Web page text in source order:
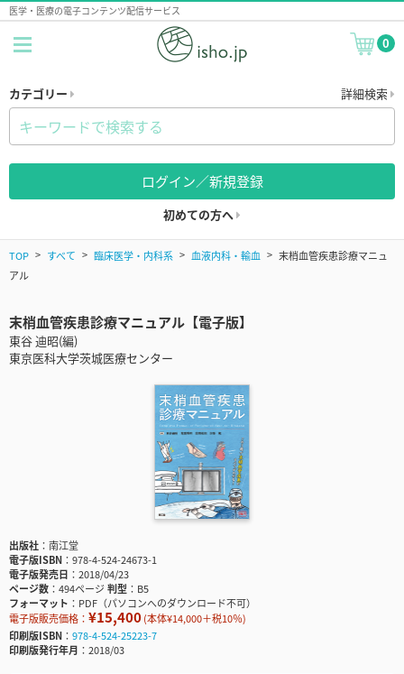
医学・医療の電子コンテンツ配信サービス
0
カテゴリー 詳細検索
ログイン／新規登録
初めての方へ
TOP すべて 臨床医学・内科系 血液内科・輸血
末梢血管疾患診療マニュ
アル
末梢血管疾患診療マニュアル【電子版】
東谷 迪昭(編)
東京医科大学茨城医療センター
出版社
南江堂
電子版ISBN
978-4-524-24673-1
電子版発売日
2018/04/23
ページ数
494ページ判型
B5
フォーマット
PDF（パソコンへのダウンロード不可）
電子版販売価格： ¥15,400(本体¥14,000＋税10％)
印刷版ISBN
978-4-524-25223-7
印刷版発行年月
2018/03